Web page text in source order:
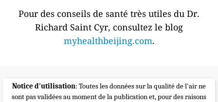
Pour des conseils de santé très utiles du Dr.
Richard Saint Cyr, consultez le blog
myhealthbeijing.com.
Notice d'utilisation: Toutes les données sur la qualité de l'air ne
sont pas validées au moment de la publication et, pour des raisons